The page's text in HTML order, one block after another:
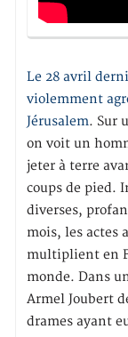
Le 28 avril
violemment
Jérusalem. Sur
on voit un
jeter à terre
coups de pied.
diverses,
mois, les actes
multiplient en
monde. Dans
Armel Joubert
drames ayant